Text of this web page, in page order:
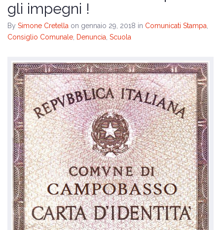
gli impegni !
By Simone Cretella on gennaio 29, 2018 in Comunicati Stampa,
Consiglio Comunale, Denuncia, Scuola